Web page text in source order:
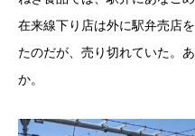
在来線下り店は外に駅弁売店
たのだが、売り切れていた。
か。